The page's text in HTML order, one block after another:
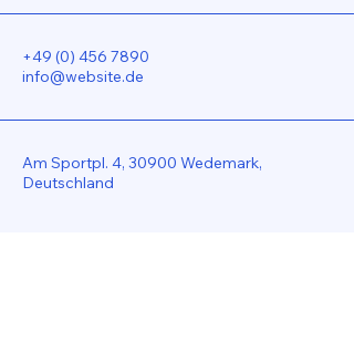
+49 (0) 456 7890
info@website.de
Am Sportpl. 4, 30900 Wedemark,
Deutschland